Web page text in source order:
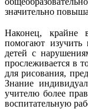
значительно
Наконец, крайне
помогают изучить
детей с
прослеживается в
для рисования,
Знание
учителю более
воспитательную